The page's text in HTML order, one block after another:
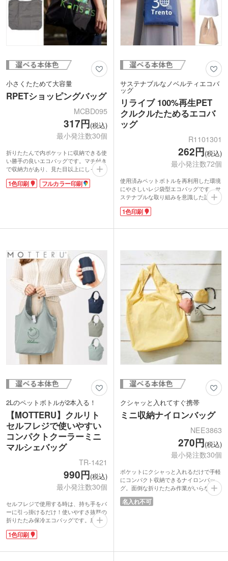
小さくたためて大容量
RPETショッピングバッグ
MCBD095
317円(税込)
最小発注数30個
折りたたんで内ポケットに収納できる使
い勝手の良いエコバッグです。マチ付き
で収納力があり、見た目以上にしっかり
荷物が入るのも魅力。肩掛けできるので
持ち運びも快適です。カラーはベーシッ
1色印刷 フルカラー印刷
サステナブルなノベルティエコバ
ッグ
リライブ 100%再生PET
クルクルたためるエコバ
ッグ
R1101301
262円(税込)
最小発注数72個
使用済みペットボトルを再利用した環境
にやさしいレジ袋型エコバッグです。サ
ステナブルな取り組みを意識した設計
で、パッケージも紙巻仕様の脱プラに対
応。くるくる丸めて簡単にたためるう
クトに持ち運べます。
1色印刷
2Lのペットボトルが2本入る！
【MOTTERU】クルリト
セルフレジで使いやすい
コンパクトクーラーミニ
マルシェバッグ
TR-1421
990円(税込)
最小発注数30個
セルフレジで使用する時は、持ち手をバ
ーに引っ掛けるだけ！使いやすさ抜群の
折りたたみ保冷エコバッグです。底マチ
部分には芯材が入っているから、中がし
っかりと広がって食品をいれやすくなり
しても2本入り、内側には保冷剤用のメ
1色印刷
クシャッと入れてすぐ携帯
ミニ収納ナイロンバッグ
NEE3863
270円(税込)
最小発注数30個
ポケットにクシャっと入れるだけで手軽
にコンパクト収納できるナイロンバッ
グ。面倒な折りたたみ作業がいらないの
で使ったあともサッとしまえてストレス
フリーです。
ンプルで使いやすく毎日のちょっとした
名入れ不可